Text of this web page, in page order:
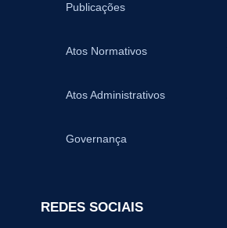
Publicações
Atos Normativos
Atos Administrativos
Governança
REDES SOCIAIS